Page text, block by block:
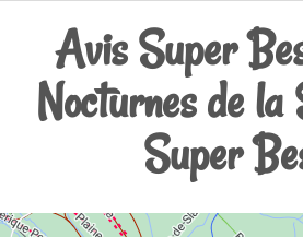
Avis Super
Nocturnes de la
Super